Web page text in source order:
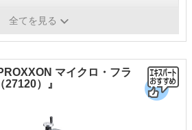
全てを見る
マイクロ・フラ
）』